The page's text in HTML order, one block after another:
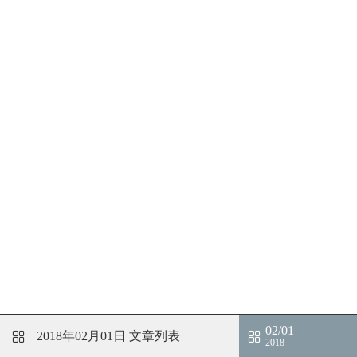
2018年02月01日 文章列表 02/01
2018